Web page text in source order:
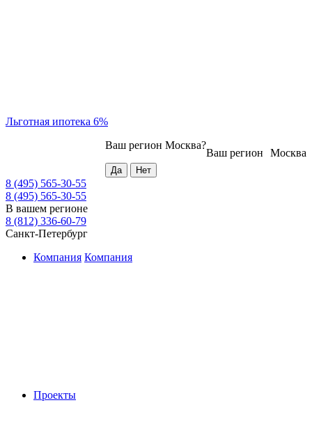
Льготная ипотека 6%
Москва
Ваш регион
Ваш регион Москва?
8 (495) 565-30-55
8 (495) 565-30-55
В вашем регионе
8 (812) 336-60-79
Санкт-Петербург
Компания Компания
Проекты